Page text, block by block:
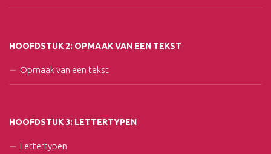
HOOFDSTUK 2: OPMAAK VAN EEN TEKST
Opmaak van een tekst
HOOFDSTUK 3: LETTERTYPEN
Lettertypen